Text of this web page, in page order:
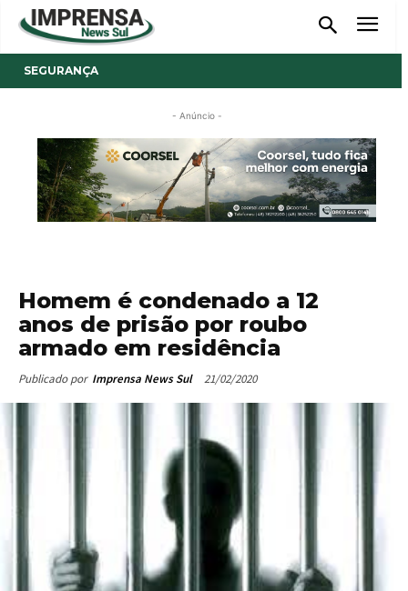
SEGURANÇA
- Anúncio -
Homem é condenado a 12
anos de prisão por roubo
armado em residência
Publicado por Imprensa News Sul 21/02/2020